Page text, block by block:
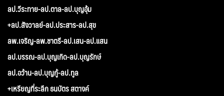
ลป.วีระทาย-ลป.ตาล-ลป.บุญอุ้ม
+ลป.สังวาลย์-ลป.ประสาร-ลป.สุข
ลพ.เจริญ-ลพ.ชาตรี-ลป.เสน-ลป.แสน
ลป.บรรณ-ลป.บุญเกิด-ลป.บุญรักษ์
ลป.อว้าน-ลป.บุญกู้-ลป.ทูล
+เหรียญที่ระลึก ธนบัตร สตางค์